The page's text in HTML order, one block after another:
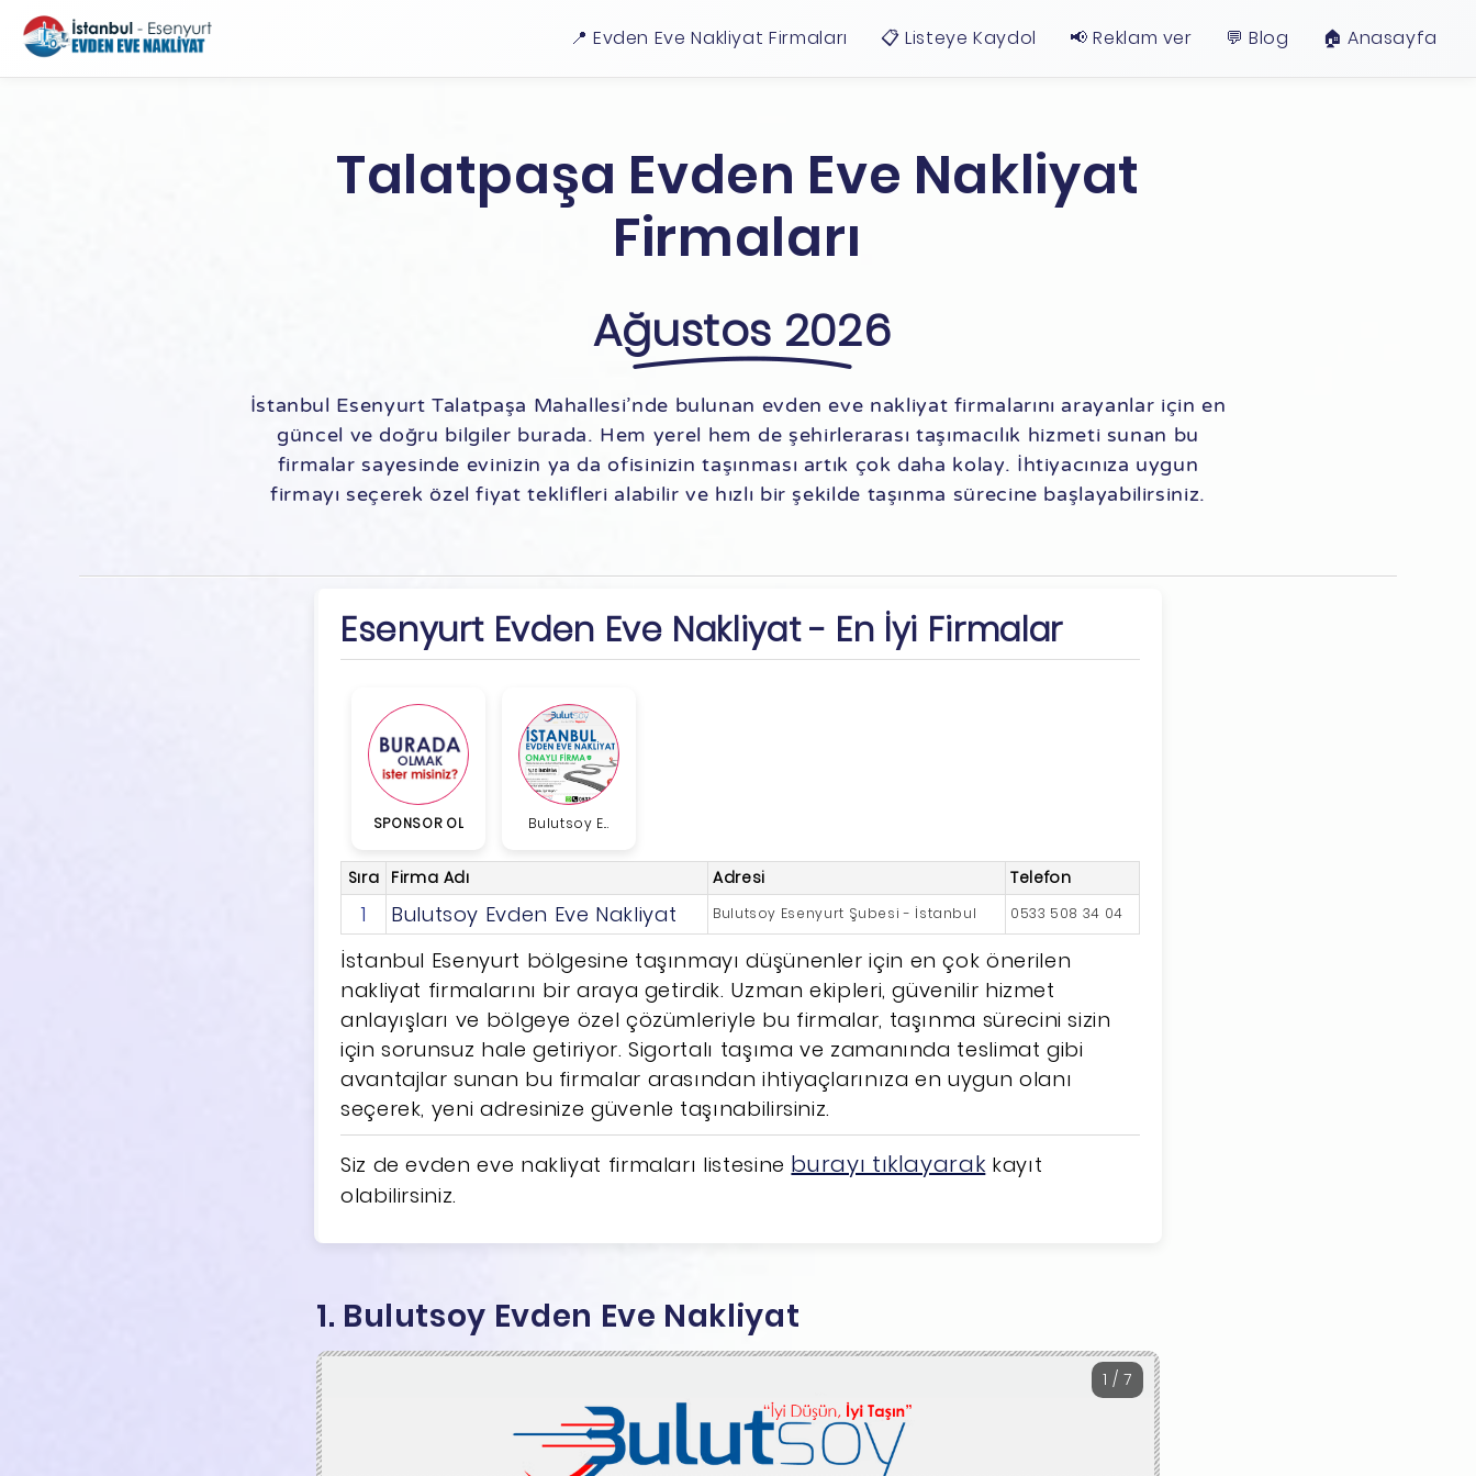
📍 Evden Eve Nakliyat Firmaları 📋 Listeye Kaydol 📢 Reklam ver 💬 Blog 🏠︎ Anasayfa
Talatpaşa Evden Eve Nakliyat
Firmaları
Ağustos 2026
İstanbul Esenyurt Talatpaşa Mahallesi’nde bulunan evden eve nakliyat firmalarını arayanlar için en
güncel ve doğru bilgiler burada. Hem yerel hem de şehirlerarası taşımacılık hizmeti sunan bu
firmalar sayesinde evinizin ya da ofisinizin taşınması artık çok daha kolay. İhtiyacınıza uygun
firmayı seçerek özel fiyat teklifleri alabilir ve hızlı bir şekilde taşınma sürecine başlayabilirsiniz.
Esenyurt Evden Eve Nakliyat - En İyi Firmalar
SPONSOR OL Bulutsoy E...
Sıra Firma Adı Adresi Telefon
1 Bulutsoy Evden Eve Nakliyat Bulutsoy Esenyurt Şubesi - İstanbul 0533 508 34 04
İstanbul Esenyurt bölgesine taşınmayı düşünenler için en çok önerilen
nakliyat firmalarını bir araya getirdik. Uzman ekipleri, güvenilir hizmet
anlayışları ve bölgeye özel çözümleriyle bu firmalar, taşınma sürecini sizin
için sorunsuz hale getiriyor. Sigortalı taşıma ve zamanında teslimat gibi
avantajlar sunan bu firmalar arasından ihtiyaçlarınıza en uygun olanı
seçerek, yeni adresinize güvenle taşınabilirsiniz.
Siz de evden eve nakliyat firmaları listesine burayı tıklayarak kayıt
olabilirsiniz.
1. Bulutsoy Evden Eve Nakliyat
1 / 7